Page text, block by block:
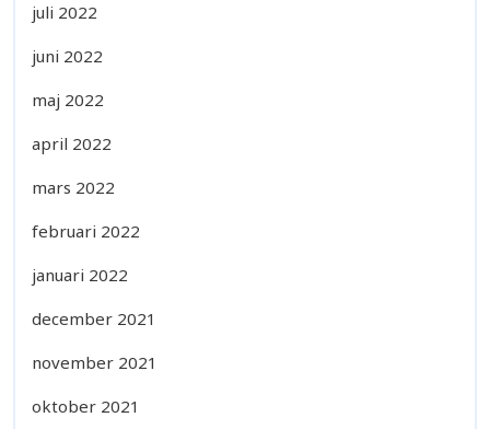
juli 2022
juni 2022
maj 2022
april 2022
mars 2022
februari 2022
januari 2022
december 2021
november 2021
oktober 2021